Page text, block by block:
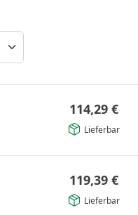
114,29 €
Lieferbar
119,39 €
Lieferbar